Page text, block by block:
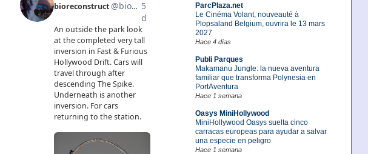
ParcPlaza.net
Le Cinéma Volant, nouveauté à
Plopsaland Belgium, ouvrira le 13 mars
2027
Hace 4 días
Publi Parques
Makamanu Jungle: la nueva aventura
familiar que transforma Polynesia en
PortAventura
Hace 1 semana
Oasys MiniHollywood
MiniHollywood Oasys suelta cinco
carracas europeas para ayudar a salvar
una especie en peligro
Hace 1 semana